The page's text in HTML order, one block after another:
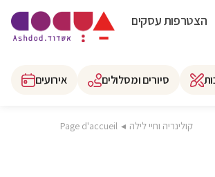
הצטרפות עסקים
אירועים סיורים ומסלולים
Page d'accueil ◂ קולינריה וחיי לילה